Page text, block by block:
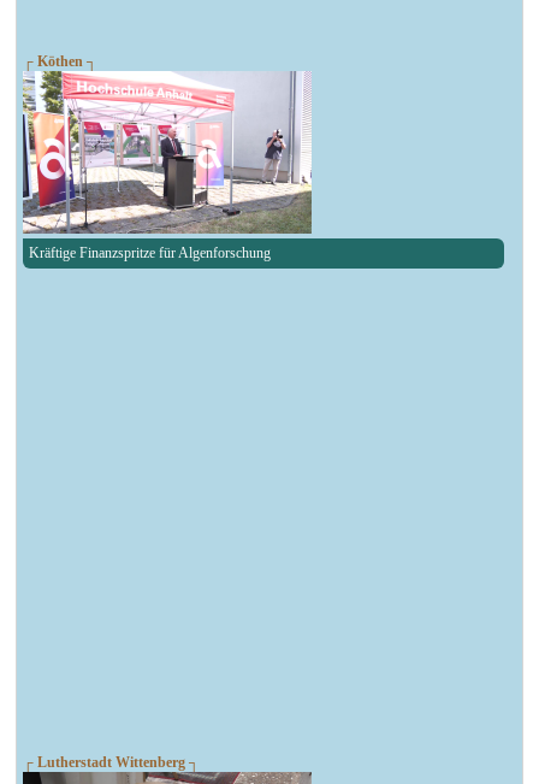
┌ Köthen ┐
Kräftige Finanzspritze für Algenforschung
┌ Lutherstadt Wittenberg ┐